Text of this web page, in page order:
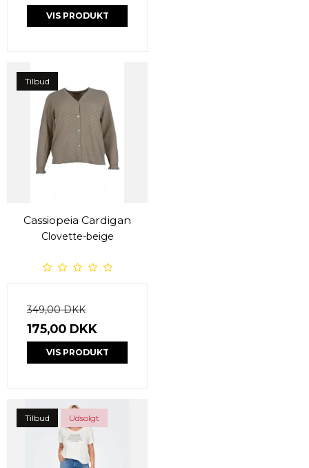
VIS PRODUKT
Tilbud
Cassiopeia Cardigan
Clovette-beige
349,00 DKK
175,00 DKK
VIS PRODUKT
Tilbud Udsolgt